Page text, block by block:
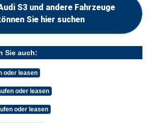
S3 und andere Fahrzeuge
Sie hier suchen
Sie auch:
oder leasen
oder leasen
oder leasen